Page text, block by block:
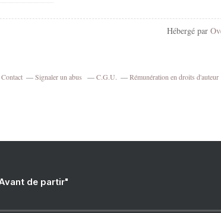
Hébergé par
Contact Signaler un abus C.G.U. Rémunération en droits d'auteur
de partir"